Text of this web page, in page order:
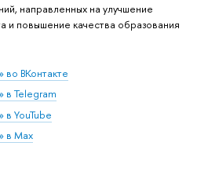
направленных на улучшение
и повышение качества образования
ВКонтакте
в Telegram
YouTube
в Max